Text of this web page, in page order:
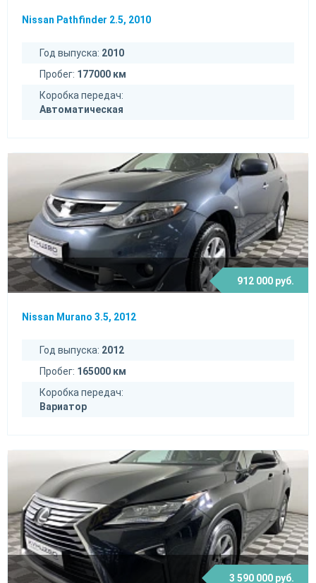
Nissan Pathfinder 2.5, 2010
Год выпуска: 2010
Пробег: 177000 км
Коробка передач:
Автоматическая
912 000 руб.
Nissan Murano 3.5, 2012
Год выпуска: 2012
Пробег: 165000 км
Коробка передач:
Вариатор
3 590 000 руб.